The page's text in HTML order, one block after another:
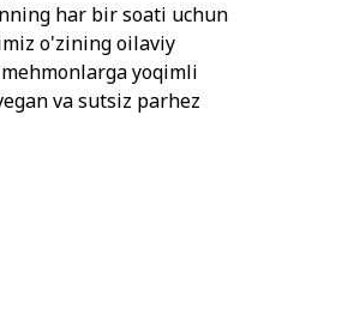
har bir soati uchun
o'zining oilaviy
yoqimli
va sutsiz parhez